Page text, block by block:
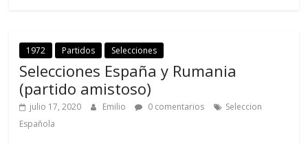
1972 Partidos Selecciones
Selecciones España y Rumania
(partido amistoso)
julio 17, 2020 Emilio 0 comentarios
Seleccion
Española